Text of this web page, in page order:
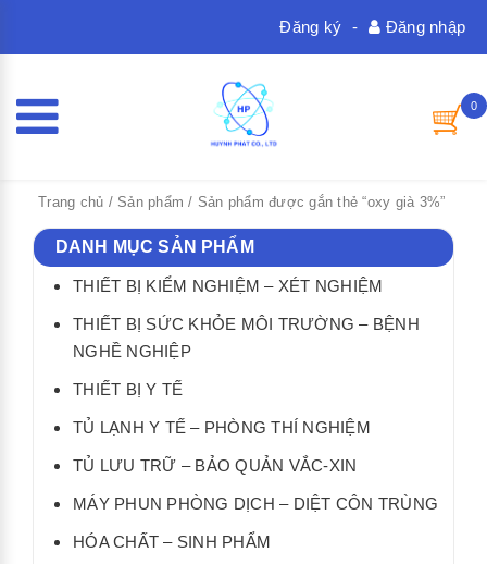
Đăng nhập
-
Đăng ký
0
Trang chủ / Sản phẩm / Sản phẩm được gắn thẻ “oxy già 3%”
DANH MỤC SẢN PHẨM
THIẾT BỊ KIỂM NGHIỆM – XÉT NGHIỆM
THIẾT BỊ SỨC KHỎE MÔI TRƯỜNG – BỆNH
NGHỀ NGHIỆP
THIẾT BỊ Y TẾ
TỦ LẠNH Y TẾ – PHÒNG THÍ NGHIỆM
TỦ LƯU TRỮ – BẢO QUẢN VẮC-XIN
MÁY PHUN PHÒNG DỊCH – DIỆT CÔN TRÙNG
HÓA CHẤT – SINH PHẨM